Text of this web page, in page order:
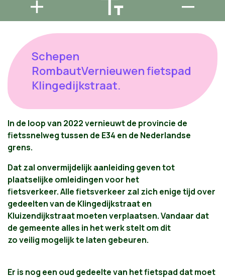
Schepen
RombautVernieuwen fietspad
Klingedijkstraat.
In de loop van 2022 vernieuwt de provincie de
fietssnelweg tussen de E34 en de Nederlandse
grens.
Dat zal onvermijdelijk aanleiding geven tot
plaatselijke omleidingen voor het
fietsverkeer. Alle fietsverkeer zal zich enige tijd over
gedeelten van de Klingedijkstraat en
Kluizendijkstraat moeten verplaatsen. Vandaar dat
de gemeente alles in het werk stelt om dit
zo veilig mogelijk te laten gebeuren.
Er is nog een oud gedeelte van het fietspad dat moet